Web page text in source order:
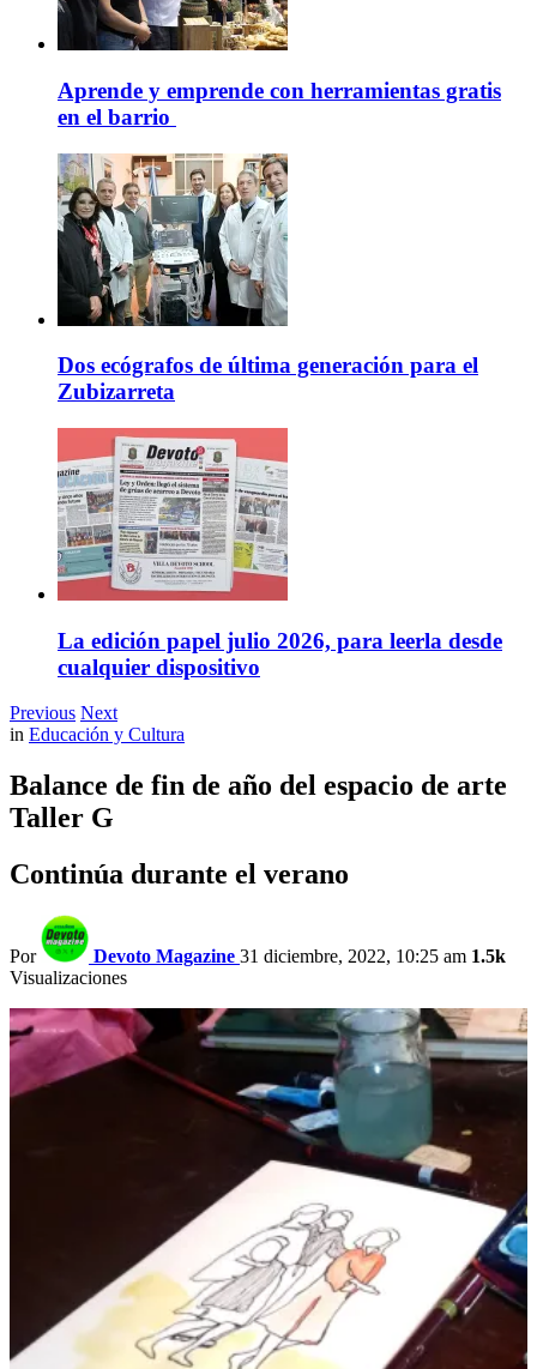
Aprende y emprende con herramientas gratis
en el barrio
Dos ecógrafos de última generación para el
Zubizarreta
La edición papel julio 2026, para leerla desde
cualquier dispositivo
Previous Next
in Educación y Cultura
Balance de fin de año del espacio de arte
Taller G
Continúa durante el verano
Por Devoto Magazine 31 diciembre, 2022, 10:25 am 1.5k
Visualizaciones